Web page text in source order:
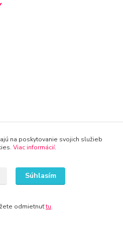
na poskytovanie svojich služieb
Viac informácií.
Súhlasím
odmietnuťtu.